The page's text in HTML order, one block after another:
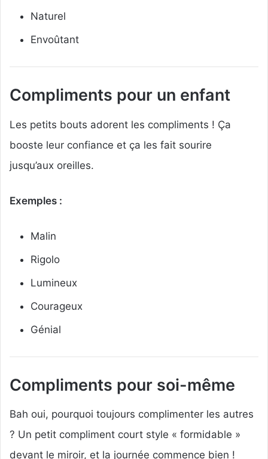
Naturel
Envoûtant
Compliments pour un enfant
Les petits bouts adorent les compliments ! Ça
booste leur confiance et ça les fait sourire
jusqu’aux oreilles.
Exemples :
Malin
Rigolo
Lumineux
Courageux
Génial
Compliments pour soi-même
Bah oui, pourquoi toujours complimenter les autres
? Un petit compliment court style « formidable »
devant le miroir, et la journée commence bien !